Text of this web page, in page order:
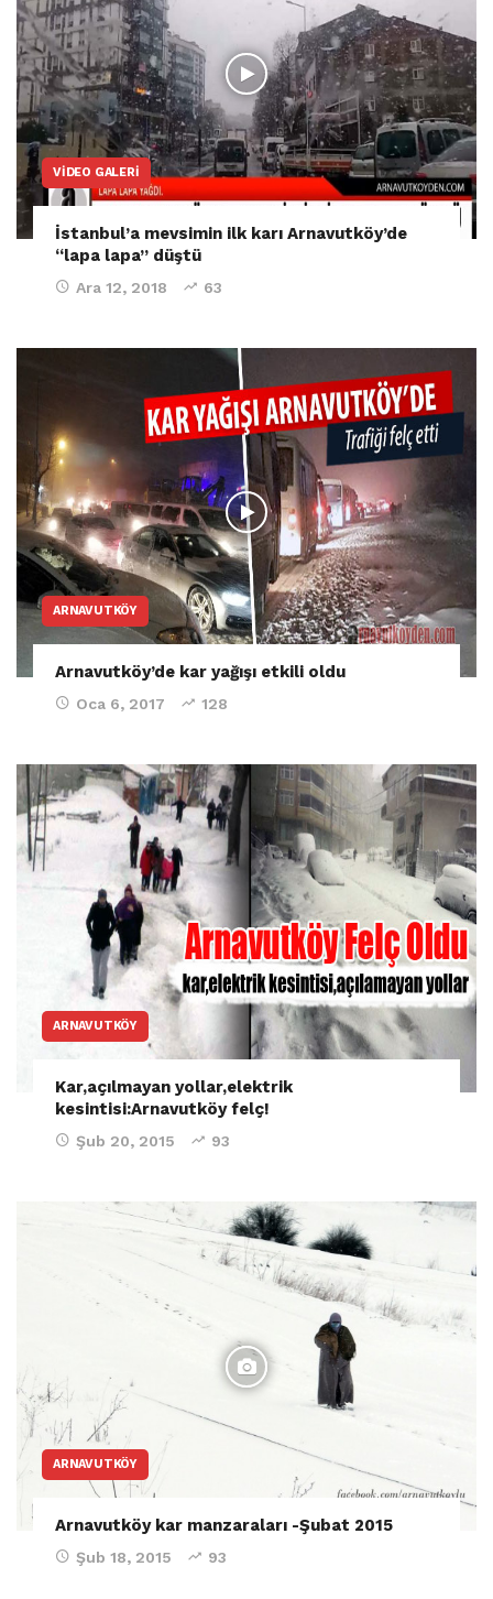
VIDEO GALERI
İstanbul’a mevsimin ilk karı Arnavutköy’de
“lapa lapa” düştü
Ara 12, 2018 63
ARNAVUTKÖY
Arnavutköy’de kar yağışı etkili oldu
Oca 6, 2017 128
ARNAVUTKÖY
Kar,açılmayan yollar,elektrik
kesintisi:Arnavutköy felç!
Şub 20, 2015 93
ARNAVUTKÖY
Arnavutköy kar manzaraları -Şubat 2015
Şub 18, 2015 93